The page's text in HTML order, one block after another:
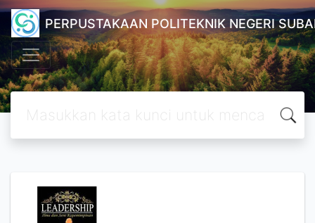
PERPUSTAKAAN POLITEKNIK NEGERI